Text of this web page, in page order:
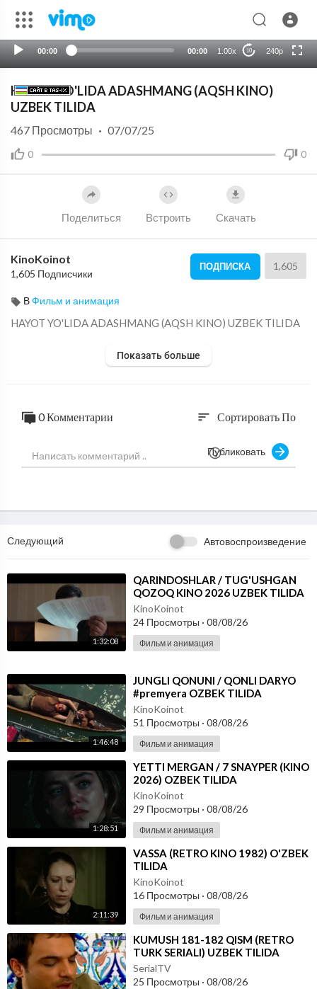
00:00 00:00 1.00x 10 240p
HD
HAYOT YO'LIDA ADASHMANG (AQSH KINO)
UZBEK TILIDA
0 0
467 Просмотры · 07/07/25
Поделиться Встроить Скачать
KinoKoinot
1,605 Подписчики
ПОДПИСКА 1,605
ВФильм и анимация
⁣HAYOT YO'LIDA ADASHMANG (AQSH KINO) UZBEK TILIDA
Показать больше
0 Комментарии sort Сортировать По
Публиковать
Следующий Автовоспроизведение
1:32:08
⁣QARINDOSHLAR / TUG'USHGAN
QOZOQ KINO 2026 UZBEK TILIDA
KinoKoinot
24 Просмотры · 08/08/26
Фильм и анимация
1:46:48
⁣JUNGLI QONUNI / QONLI DARYO
#premyera OZBEK TILIDA
KinoKoinot
51 Просмотры · 08/08/26
Фильм и анимация
1:28:51
⁣YETTI MERGAN / 7 SNAYPER (KINO
2026) OZBEK TILIDA
KinoKoinot
29 Просмотры · 08/08/26
Фильм и анимация
2:11:39
⁣VASSA (RETRO KINO 1982) O'ZBEK
TILIDA
KinoKoinot
16 Просмотры · 08/08/26
Фильм и анимация
⁣KUMUSH 181-182 QISM (RETRO
TURK SERIALI) UZBEK TILIDA
SerialTV
25 Просмотры · 08/08/26